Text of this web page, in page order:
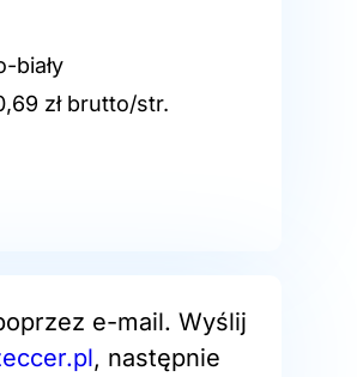
biały
zł brutto/str.
e-mail. Wyślij
, następnie